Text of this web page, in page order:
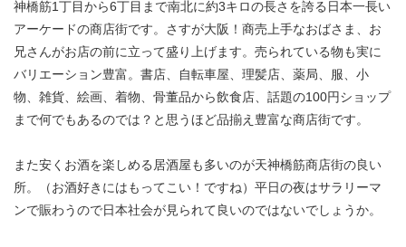
神橋筋1丁目から6丁目まで南北に約3キロの長さを誇る日本一長い
アーケードの商店街です。さすが大阪！商売上手なおばさま、お
兄さんがお店の前に立って盛り上げます。売られている物も実に
バリエーション豊富。書店、自転車屋、理髪店、薬局、服、小
物、雑貨、絵画、着物、骨董品から飲食店、話題の100円ショップ
まで何でもあるのでは？と思うほど品揃え豊富な商店街です。
また安くお酒を楽しめる居酒屋も多いのが天神橋筋商店街の良い
所。（お酒好きにはもってこい！ですね）平日の夜はサラリーマ
ンで賑わうので日本社会が見られて良いのではないでしょうか。